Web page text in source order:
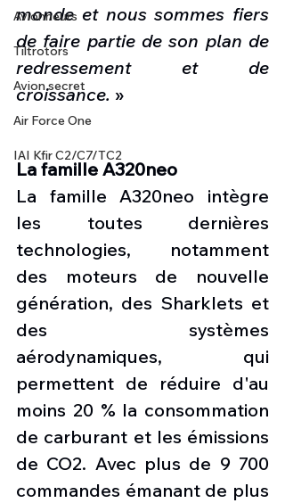
Avionneurs
Tiltrotors
Avion secret
Air Force One
IAI Kfir C2/C7/TC2
monde et nous sommes fiers
de faire partie de son plan de
redressement et de
croissance. »
La famille A320neo
La famille A320neo intègre
les toutes dernières
technologies, notamment
des moteurs de nouvelle
génération, des Sharklets et
des systèmes
aérodynamiques, qui
permettent de réduire d'au
moins 20 % la consommation
de carburant et les émissions
de CO2. Avec plus de 9 700
commandes émanant de plus